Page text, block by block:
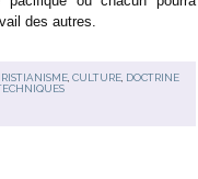
des autres.
, CULTURE, DOCTRINE